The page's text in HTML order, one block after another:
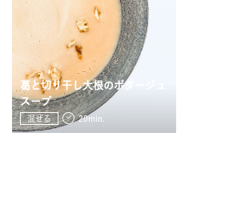
葛と切り干し大根のポタージュ
スープ
混ぜる 20min.